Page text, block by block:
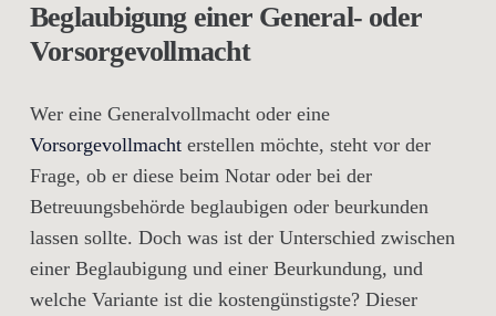
Beglaubigung einer General- oder
Vorsorgevollmacht
Wer eine Generalvollmacht oder eine
Vorsorgevollmacht erstellen möchte, steht vor der
Frage, ob er diese beim Notar oder bei der
Betreuungsbehörde beglaubigen oder beurkunden
lassen sollte. Doch was ist der Unterschied zwischen
einer Beglaubigung und einer Beurkundung, und
welche Variante ist die kostengünstigste? Dieser